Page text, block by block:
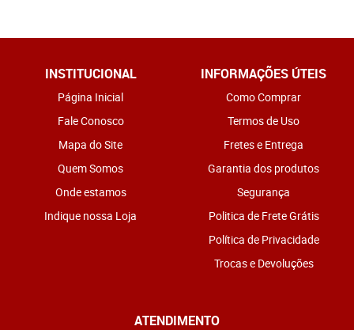
INSTITUCIONAL
Página Inicial
Fale Conosco
Mapa do Site
Quem Somos
Onde estamos
Indique nossa Loja
INFORMAÇÕES ÚTEIS
Como Comprar
Termos de Uso
Fretes e Entrega
Garantia dos produtos
Segurança
Politica de Frete Grátis
Política de Privacidade
Trocas e Devoluções
ATENDIMENTO